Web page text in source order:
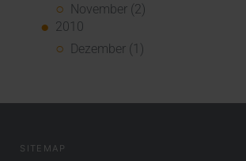
November (2)
2010
Dezember (1)
SITEMAP